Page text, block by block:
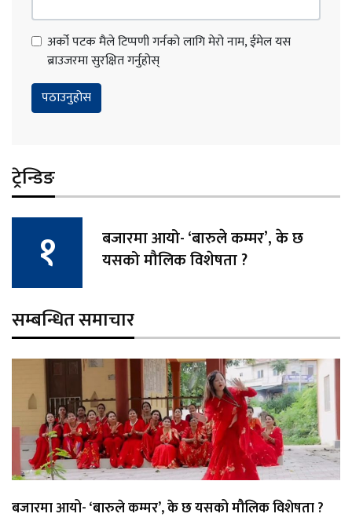
अर्को पटक मैले टिप्पणी गर्नको लागि मेरो नाम, ईमेल यस
ब्राउजरमा सुरक्षित गर्नुहोस्
ट्रेन्डिङ
बजारमा आयो- ‘बारुले कम्मर’, के छ
यसको मौलिक विशेषता ?
सम्बन्धित समाचार
बजारमा आयो- ‘बारुले कम्मर’, के छ यसको मौलिक विशेषता ?